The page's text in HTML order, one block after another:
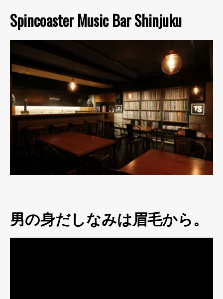
Spincoaster Music Bar Shinjuku
男の身だしなみは眉毛から。